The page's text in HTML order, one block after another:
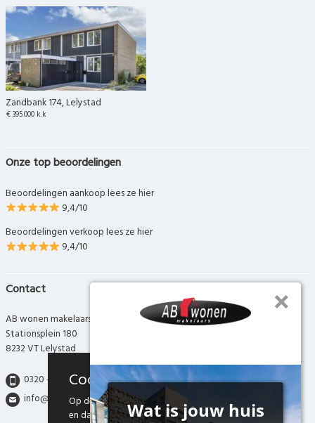
Zandbank 174, Lelystad
€ 395.000 k.k
Onze top beoordelingen
Beoordelingen aankoop lees ze hier
9,4/10
Beoordelingen verkoop lees ze hier
9,4/10
Contact
AB wonen makelaars
Stationsplein 180
8232 VT Lelystad
0320 - 280 280
info@abwonen.nl
Cookies
Op deze website maken we gebruik van cookies
en daarmee vergelijkbare technieken. Door deze